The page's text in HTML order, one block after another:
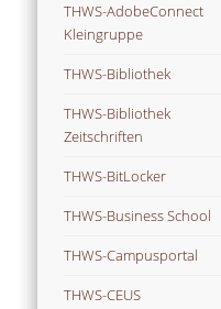
THWS-AdobeConnect
Kleingruppe
THWS-Bibliothek
THWS-Bibliothek
Zeitschriften
THWS-BitLocker
THWS-Business School
THWS-Campusportal
THWS-CEUS